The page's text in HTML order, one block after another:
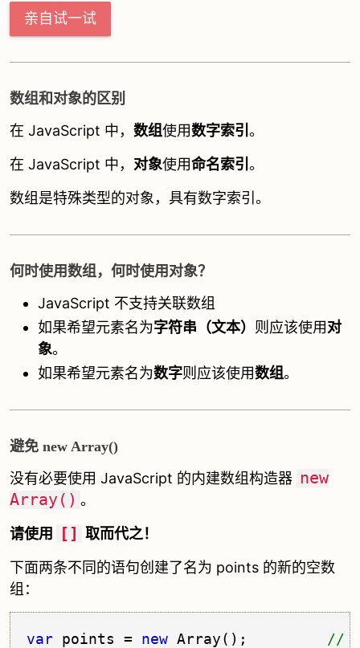
亲自试一试
数组和对象的区别
在 JavaScript 中， 数组使用数字索引 。
在 JavaScript 中， 对象使用命名索引 。
数组是特殊类型的对象，具有数字索引。
何时使用数组，何时使用对象？
JavaScript 不支持关联数组
如果希望元素名为字符串（文本） 则应该使用对
象。
如果希望元素名为数字则应该使用数组。
避免 new Array()
没有必要使用 JavaScript 的内建数组构造器 new
Array() 。
请使用
[]
取而代之！
下面两条不同的语句创建了名为 points 的新的空数
组：
var points = new Array();